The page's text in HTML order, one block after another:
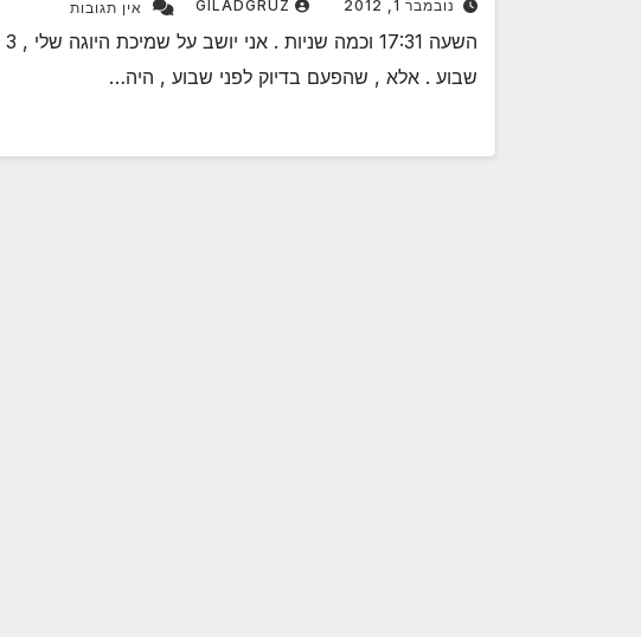
נובמבר 1, 2012 GILADGRUZ אין תגובות
שבוע . אלא , שהפעם בדיוק לפני שבוע , היה…